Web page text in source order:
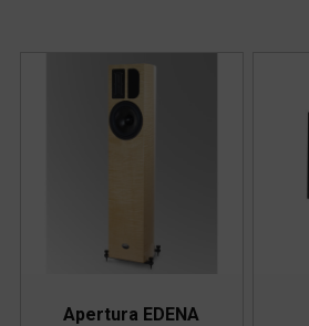
Apertura EDENA